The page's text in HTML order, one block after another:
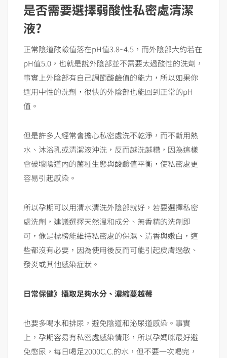
是否需要選擇弱酸性私密處清潔
液?
正常陰道酸鹼值落在pH值3.8~4.5，而外陰部大約若在
pH值5.0，也就是說外陰部並不需要太過酸性的洗劑，
事實上外陰部有自己調節酸鹼值的能力，所以如果你
選用中性的洗劑，很快的外陰部也能回到正常的pH
值。
但是許多人經常會擔心私密處洗不乾淨，而不斷用熱
水、沐浴乳或清潔液沖洗，反而越洗越糟，因為這樣
會破壞陰道內的菌種生態與酸鹼值平衡，使私密處更
容易引起感染。
所以孕期可以用清水清洗外陰部就好，若要選擇私密
處洗劑，建議選擇天然溫和成分、無香精的洗劑即
可，像是標榜能維持私密處的保濕、清香與嫩白，這
些都沒有必要，因為使用後反而可能引起皮膚過敏、
發炎或其他感染症狀。
日常保健》攝取足夠水分、濃縮蔓越莓
也要多喝水和排尿，避免陰道和泌尿道感染。事實
上，孕期容易有私密處感染情形，所以孕媽咪最好避
免憋尿，每日喝足2000C.C.的水，但不要一次喝完，